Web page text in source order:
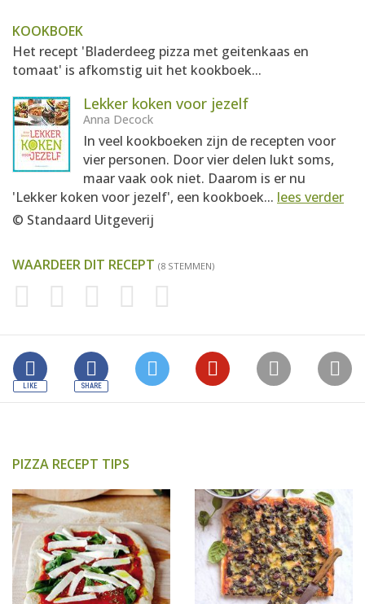
KOOKBOEK
Het recept 'Bladerdeeg pizza met geitenkaas en
tomaat' is afkomstig uit het kookboek...
Lekker koken voor jezelf
Anna Decock
In veel kookboeken zijn de recepten voor
vier personen. Door vier delen lukt soms,
maar vaak ook niet. Daarom is er nu
'Lekker koken voor jezelf', een kookboek... lees verder
© Standaard Uitgeverij
WAARDEER DIT RECEPT (8 STEMMEN)
PIZZA RECEPT TIPS